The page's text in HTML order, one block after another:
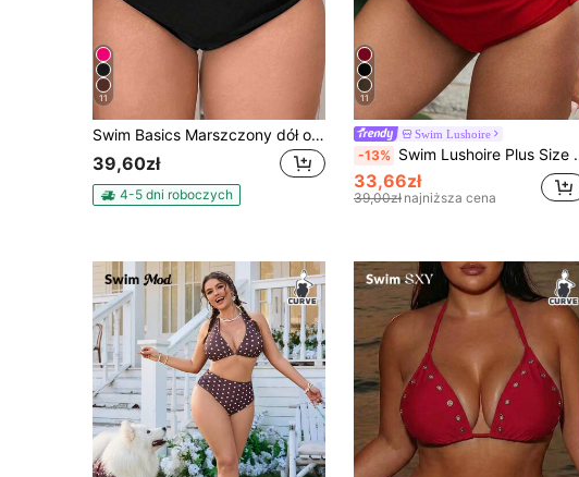
11
Swim Basics Marszczony dół od bikini z wysokim stanem
39,60zł
4-5 dni roboczych
11
Swim Lushoire
-13% Swim Lushoire Plus Size Women High Waist Swimsuit Bottom
33,66zł
39,00zł najniższa cena